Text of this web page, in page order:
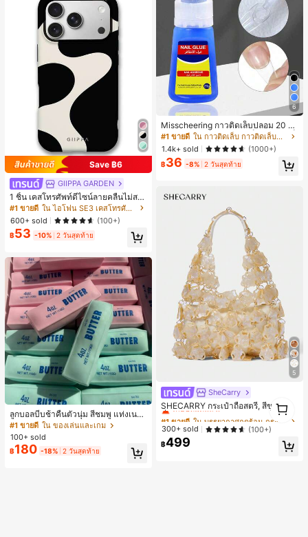
Save ฿6
GIIPPA GARDEN
1 ชิ้น เคสโทรศัพท์ดีไซน์ลายคลื่นไม่สม
มาตรสำหรับ Phone 17 Pro Max, เหม
าะสำหรับ Phone 16 Pro Max, 15 Pro
Max, 14 Pro Max, เคสโทรศัพท์สไตล์เ
กาหลีและน่าสนใจ, เข้ากันได้กับ 11/12/
13/14/15/16 Pro Max Plus, ดีไซน์หรู
หราเหมาะสำหรับทั้งชายและหญิง, ของ
ขวัญในอุดมคติสำหรับคริสต์มาส, วันว
าเลนไทน์, อีสเตอร์, ฤดูแต่งงานและวันเ
กิดสำหรับแฟนสาว
#1 ขายดี
ใน ไอโฟน SE3 เคสโทรศัพท์แฟชั่น
600+ sold
(100+)
฿53 -10% 2 วันสุดท้าย
ลูกบอลบีบช้าคืนตัวนุ่ม สีชมพู แท่งเนย
บีบคลายเครียด นุ่มยืดหยุ่น ของเล่นบีบ
4 ออนซ์ ของเล่นเกลือ เหมาะสำหรับขอ
งขวัญวันหยุด ของขวัญสนุกและน่ารัก
ของขวัญวันเกิด ของขวัญอีสเตอร์ ของ
ขวัญฮาโลวีน ของขวัญคริสต์มาส ของข
#1 ขายดี ใน ของเล่นและเกม
100+ sold
฿180 -18% 2 วันสุดท้าย
6
Misscheering กาวติดเล็บปลอม 20 กรั
ม แรงยึดสูง เจลสติกเกอร์เล็บนุ่ม แห้งเร็
ว เหมาะสำหรับผู้เริ่มต้นทำเล็บ ติดทนน
าน
#1 ขายดี
ใน กาวติดเล็บ กาวติดเล็บและสารยึดติด
1.4k+ sold
(1000+)
฿36 -8% 2 วันสุดท้าย
5
SheCarry
SHECARRY กระเป๋าถือสตรี, สีขาว, แฟ
ชั่น, สง่างาม, วันหยุด, งานปาร์ตี้
#1 ขายดี
เกือบหมดแล้ว!
#1 ขายดี
ใน บรรยากาศฤดูร้อน กระเป๋าหูหิ้วด้านบนผู้หญิง
เกือบหมดแล้ว!
#1 ขายดี
ใน บรรยากาศฤดูร้อน กระเป๋าหูหิ้วด้านบนผู้หญิง
เกือบหมดแล้ว!
#1 ขายดี
ใน บรรยากาศฤดูร้อน กระเป๋าหูหิ้วด้านบนผู้หญิง
300+ sold (100+)
฿499